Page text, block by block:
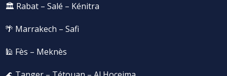
🏛️ Rabat – Salé – Kénitra
🌴 Marrakech – Safi
🕌 Fès – Meknès